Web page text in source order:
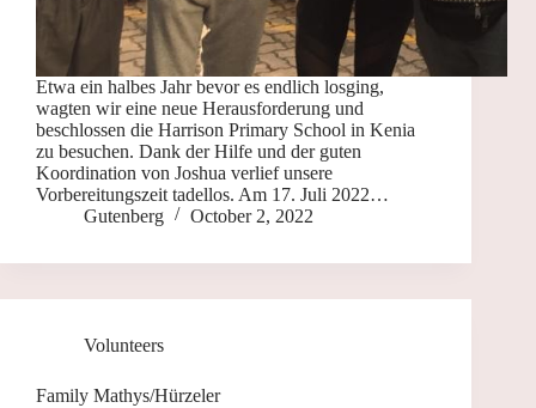
Etwa ein halbes Jahr bevor es endlich losging,
wagten wir eine neue Herausforderung und
beschlossen die Harrison Primary School in Kenia
zu besuchen. Dank der Hilfe und der guten
Koordination von Joshua verlief unsere
Vorbereitungszeit tadellos. Am 17. Juli 2022…
Gutenberg
October 2, 2022
Volunteers
Family Mathys/Hürzeler